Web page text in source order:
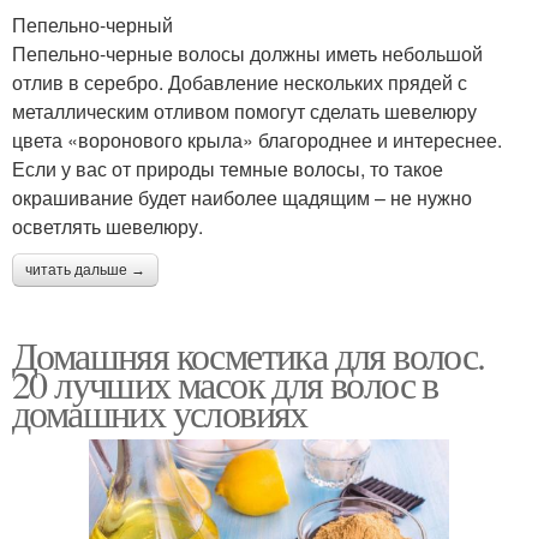
Пепельно-черный
Пепельно-черные волосы должны иметь небольшой
отлив в серебро. Добавление нескольких прядей с
металлическим отливом помогут сделать шевелюру
цвета «воронового крыла» благороднее и интереснее.
Если у вас от природы темные волосы, то такое
окрашивание будет наиболее щадящим – не нужно
осветлять шевелюру.
читать дальше →
Домашняя косметика для волос.
20 лучших масок для волос в
домашних условиях